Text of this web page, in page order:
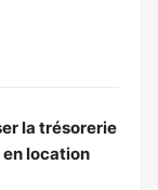
la trésorerie
location